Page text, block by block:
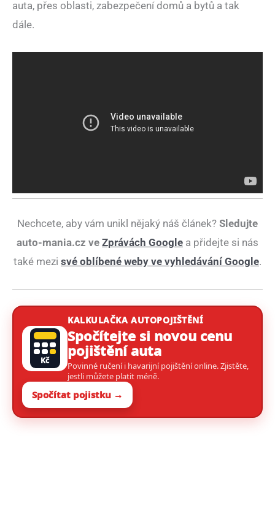
auta, přes oblasti, zabezpečení domů a bytů a tak
dále.
Nechcete, aby vám unikl nějaký náš článek? Sledujte
auto-mania.cz ve Zprávách Google a přidejte si nás
také mezi své oblíbené weby ve vyhledávání Google.
Kč
KALKULAČKA AUTOPOJIŠTĚNÍ
Spočítejte si novou cenu
pojištění auta
Povinné ručení i havarijní pojištění online. Zjistěte,
jestli můžete platit méně.
Spočítat pojistku →